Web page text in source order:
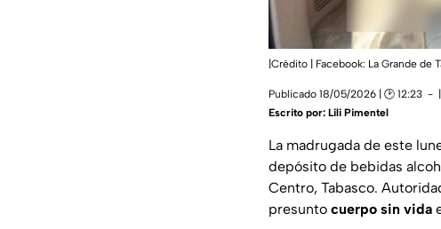
|Crédito | Facebook: La Grande de
Publicado 18/05/2026 | 🕑 12:23
Escrito por: Lili Pimentel
La madrugada de este
depósito de bebidas
Centro, Tabasco.
presunto cuerpo sin vida